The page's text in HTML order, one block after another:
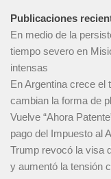
Publicaciones
En medio de la
tiempo severo en
intensas
En Argentina crece
cambian la forma de
Vuelve “Ahora
pago del Impuesto al
Trump revocó la visa
y aumentó la tensión